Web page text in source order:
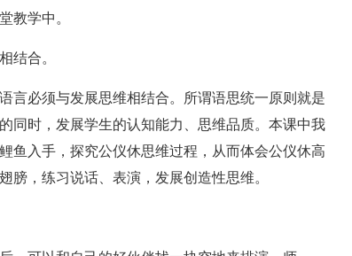
教学中。
结合。
言必须与发展思维相结合。所谓语思统一原则就是
同时，发展学生的认知能力、思维品质。本课中我
鱼入手，探究公仪休思维过程，从而体会公仪休高
膀，练习说话、表演，发展创造性思维。